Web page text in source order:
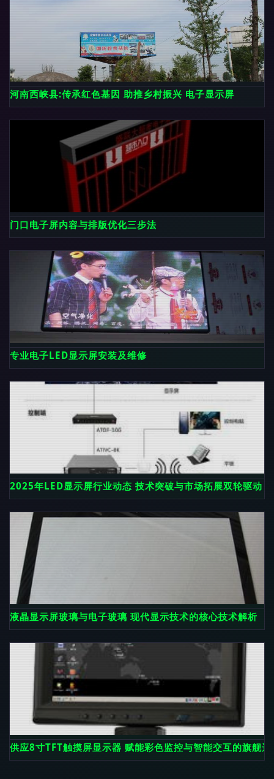
河南西峡县:传承红色基因 助推乡村振兴 电子显示屏
门口电子屏内容与排版优化三步法
专业电子LED显示屏安装及维修
2025年LED显示屏行业动态 技术突破与市场拓展双轮驱动
液晶显示屏玻璃与电子玻璃 现代显示技术的核心技术解析
供应8寸TFT触摸屏显示器 赋能彩色监控与智能交互的旗舰选